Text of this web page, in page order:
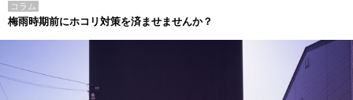
コラム
梅雨時期前にホコリ対策を済ませませんか？